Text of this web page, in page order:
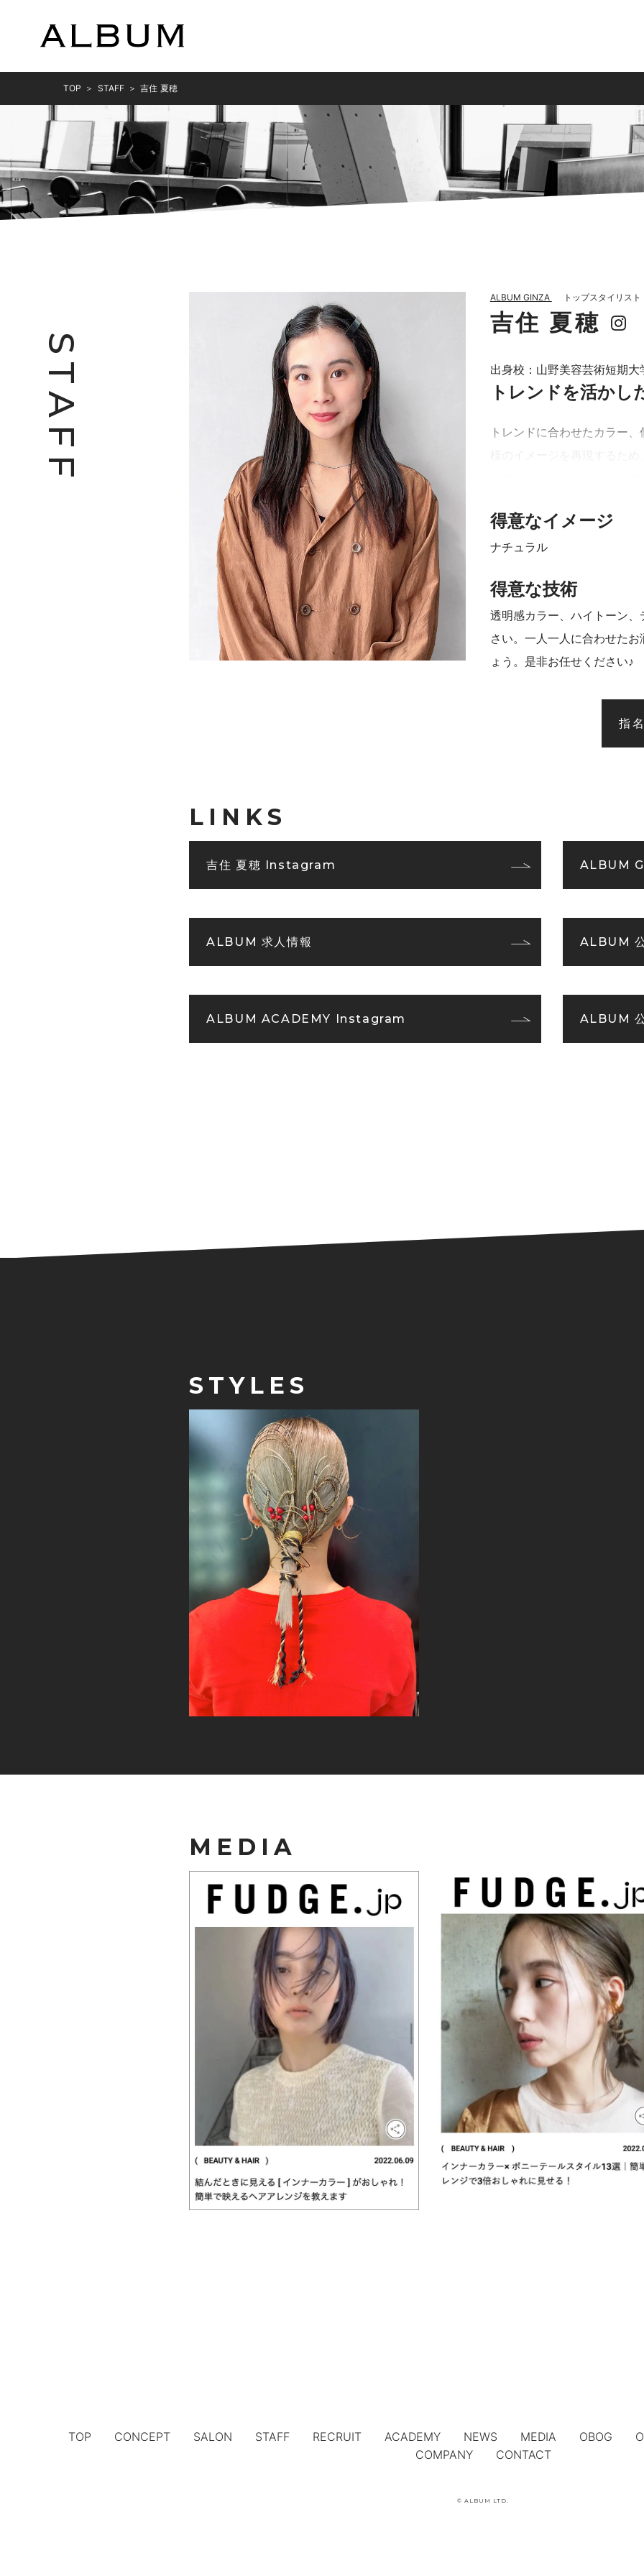
TOP STAFF 吉住 夏穂
S
T
A
F
F
吉住 夏穂
ALBUM GINZA トップスタイリスト
指名
出身校：山野美容芸術短期大
トレンドを活かし
トレンドに合わせたカラー
【Instagram :
得意なイメージ
ナチュラル
得意な技術
透明感カラー、ハイトーン
さい。一人一人に合わせた
ょう。是非お任せください♪
指
LINKS
吉住 夏穂 Instagram ALBUM
ALBUM 求人情報 ALBUM
ALBUM ACADEMY Instagram ALBUM
STYLES
MEDIA
TOP CONCEPT SALON STAFF RECRUIT ACADEMY NEWS MEDIA OBOG
COMPANY
CONTACT
© ALBUM LTD.